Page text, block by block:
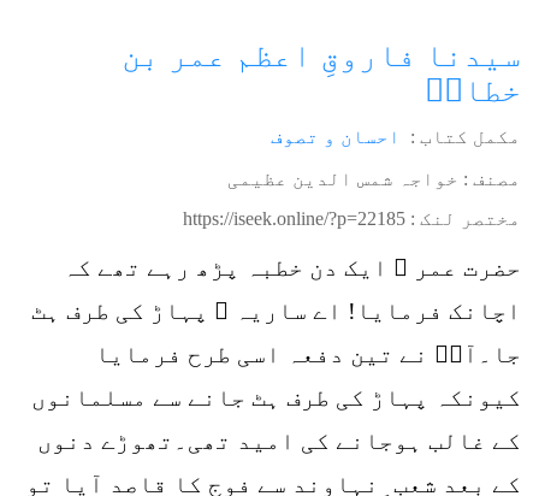
سیدنا فاروقِ اعظم عمر بن
خطابؓ
مکمل کتاب : احسان و تصوف
مصنف : خواجہ شمس الدین عظیمی
مختصر لنک : https://iseek.online/?p=22185
حضرت عمر ؓ ایک دن خطبہ پڑھ رہے تھے کہ
اچانک فرمایا! اے ساریہ ؓ پہاڑ کی طرف ہٹ
جا۔آپؓ نے تین دفعہ اسی طرح فرمایا
کیونکہ پہاڑ کی طرف ہٹ جانے سے مسلمانوں
کے غالب ہوجانے کی امید تھی۔تھوڑے دنوں
کے بعد شعب ِنہاوند سے فوج کا قاصد آیا تو